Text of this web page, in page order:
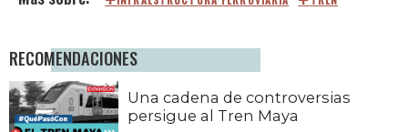
RECOMENDACIONES
Una cadena de controversias
persigue al Tren Maya